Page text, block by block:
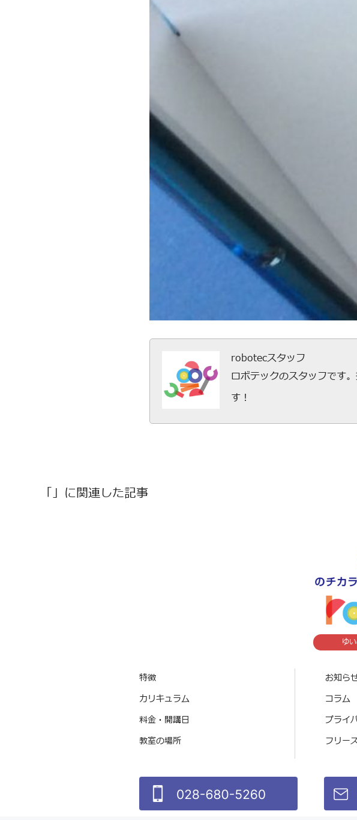
robotecスタッフ
ロボテックのスタッフです
す！
「」に関連した記事
ゆ
特徴
カリキュラム
料金・開講日
教室の場所
お知ら
コラム
プライ
フリー